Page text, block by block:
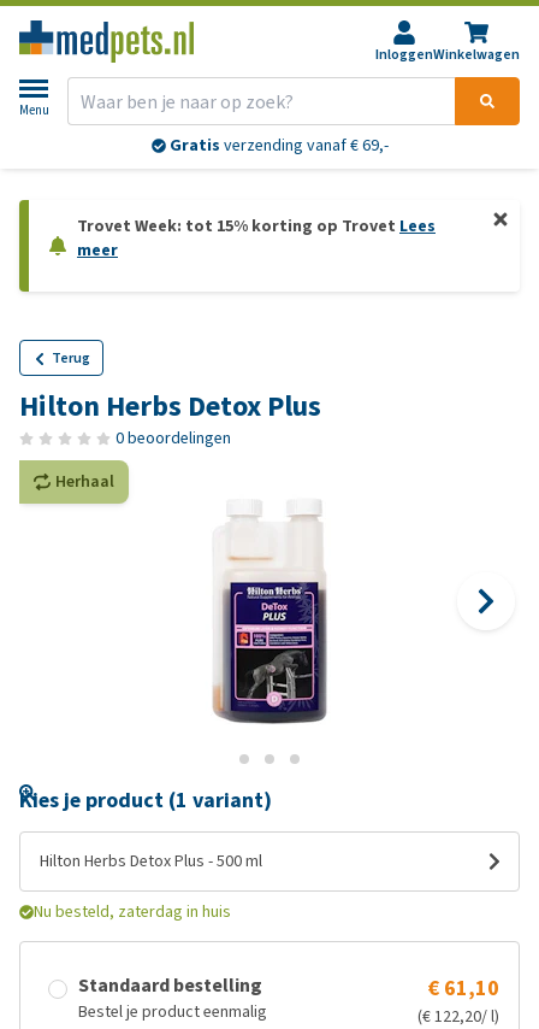
InloggenWinkelwagen
Menu
Gratis verzending vanaf € 69,-
Trovet Week: tot 15% korting op Trovet Lees
meer
Terug
Hilton Herbs Detox Plus
0 beoordelingen
Herhaal
Kies je product (1 variant)
Hilton Herbs Detox Plus - 500 ml
Nu besteld, zaterdag in huis
Standaard bestelling
Bestel je product eenmalig
€ 61,10
(€ 122,20/ l)